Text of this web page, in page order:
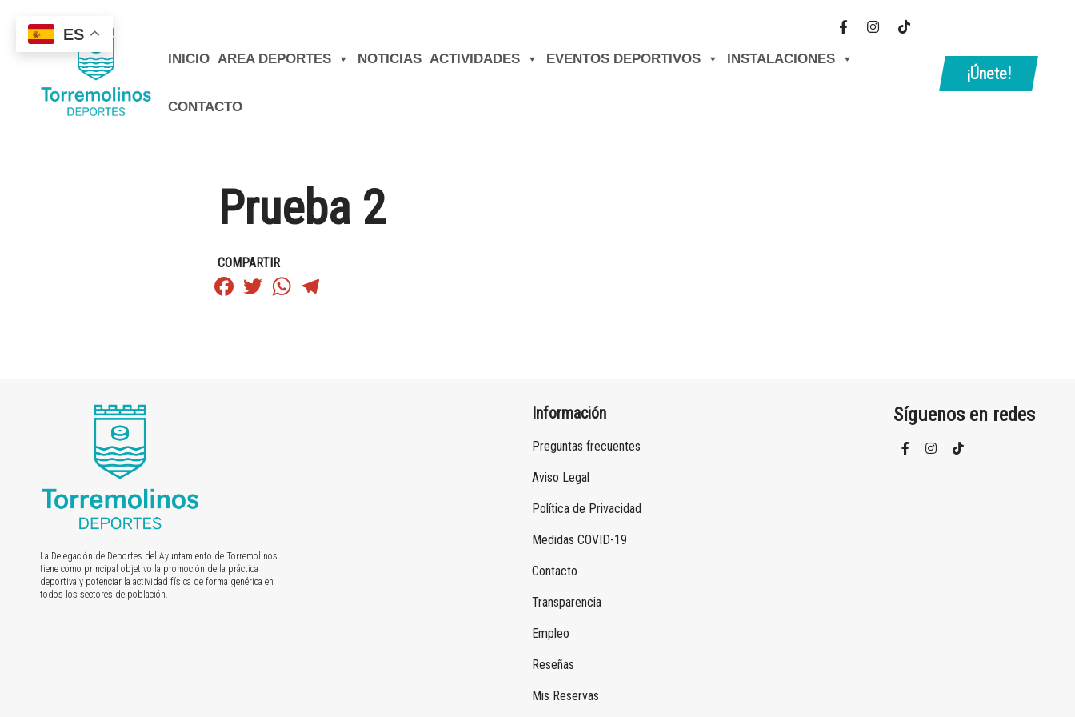
INICIO AREA DEPORTES NOTICIAS ACTIVIDADES EVENTOS DEPORTIVOS INSTALACIONES
CONTACTO
¡Únete!
Prueba 2
COMPARTIR
FacebookTwitterWhatsApp
La Delegación de Deportes del Ayuntamiento de Torremolinos
tiene como principal objetivo la promoción de la práctica
deportiva y potenciar la actividad física de forma genérica en
todos los sectores de población.
Información
Preguntas frecuentes
Aviso Legal
Política de Privacidad
Medidas COVID-19
Contacto
Transparencia
Empleo
Reseñas
Mis Reservas
Síguenos en redes
ES